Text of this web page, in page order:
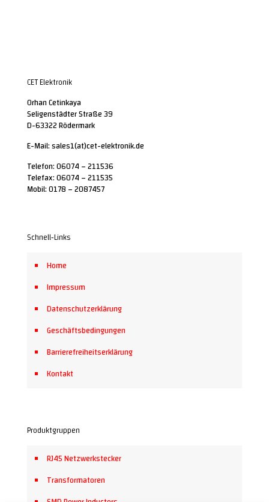
CET Elektronik
Orhan Cetinkaya
Seligenstädter Straße 39
D-63322 Rödermark
E-Mail: sales1(at)cet-elektronik.de
Telefon: 06074 – 211536
Telefax: 06074 – 211535
Mobil: 0178 – 2087457
Schnell-Links
Home
Impressum
Datenschutzerklärung
Geschäftsbedingungen
Barrierefreiheitserklärung
Kontakt
Produktgruppen
RJ45 Netzwerkstecker
Transformatoren